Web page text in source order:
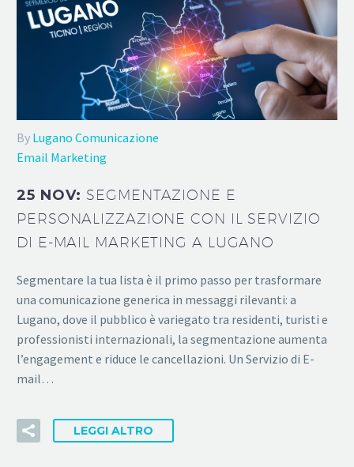
By Lugano Comunicazione
Email Marketing
25 NOV: SEGMENTAZIONE E
PERSONALIZZAZIONE CON IL SERVIZIO
DI E-MAIL MARKETING A LUGANO
Segmentare la tua lista è il primo passo per trasformare
una comunicazione generica in messaggi rilevanti: a
Lugano, dove il pubblico è variegato tra residenti, turisti e
professionisti internazionali, la segmentazione aumenta
l’engagement e riduce le cancellazioni. Un Servizio di E-
mail…
LEGGI ALTRO